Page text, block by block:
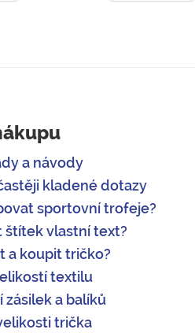
a návody
kladené dotazy
sportovní trofeje?
štítek vlastní text?
a koupit tričko?
textilu
zásilek a balíků
trička